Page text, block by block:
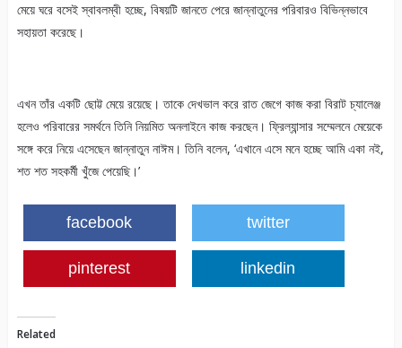
মেয়ে ঘরে বসেই স্বাবলম্বী হচ্ছে, বিষয়টি জানতে পেরে জান্নাতুনের পরিবারও বিভিন্নভাবে
সহায়তা করেছে।
এখন তাঁর একটি ছোট্ট মেয়ে রয়েছে। তাকে দেখভাল করে রাত জেগে কাজ করা বিরাট চ্যালেঞ্জ
হলেও পরিবারের সমর্থনে তিনি নিয়মিত অনলাইনে কাজ করছেন। ফ্রিল্যান্সার সম্মেলনে মেয়েকে
সঙ্গে করে নিয়ে এসেছেন জান্নাতুন নাঈম। তিনি বলেন, ‘এখানে এসে মনে হচ্ছে আমি একা নই,
শত শত সহকর্মী খুঁজে পেয়েছি।’
facebook twitter
pinterest linkedin
Related